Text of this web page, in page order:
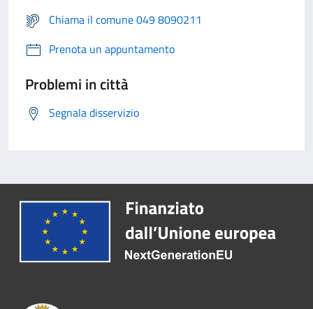
Chiama il comune 049 8090211
Prenota un appuntamento
Problemi in città
Segnala disservizio